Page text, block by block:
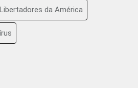
da América